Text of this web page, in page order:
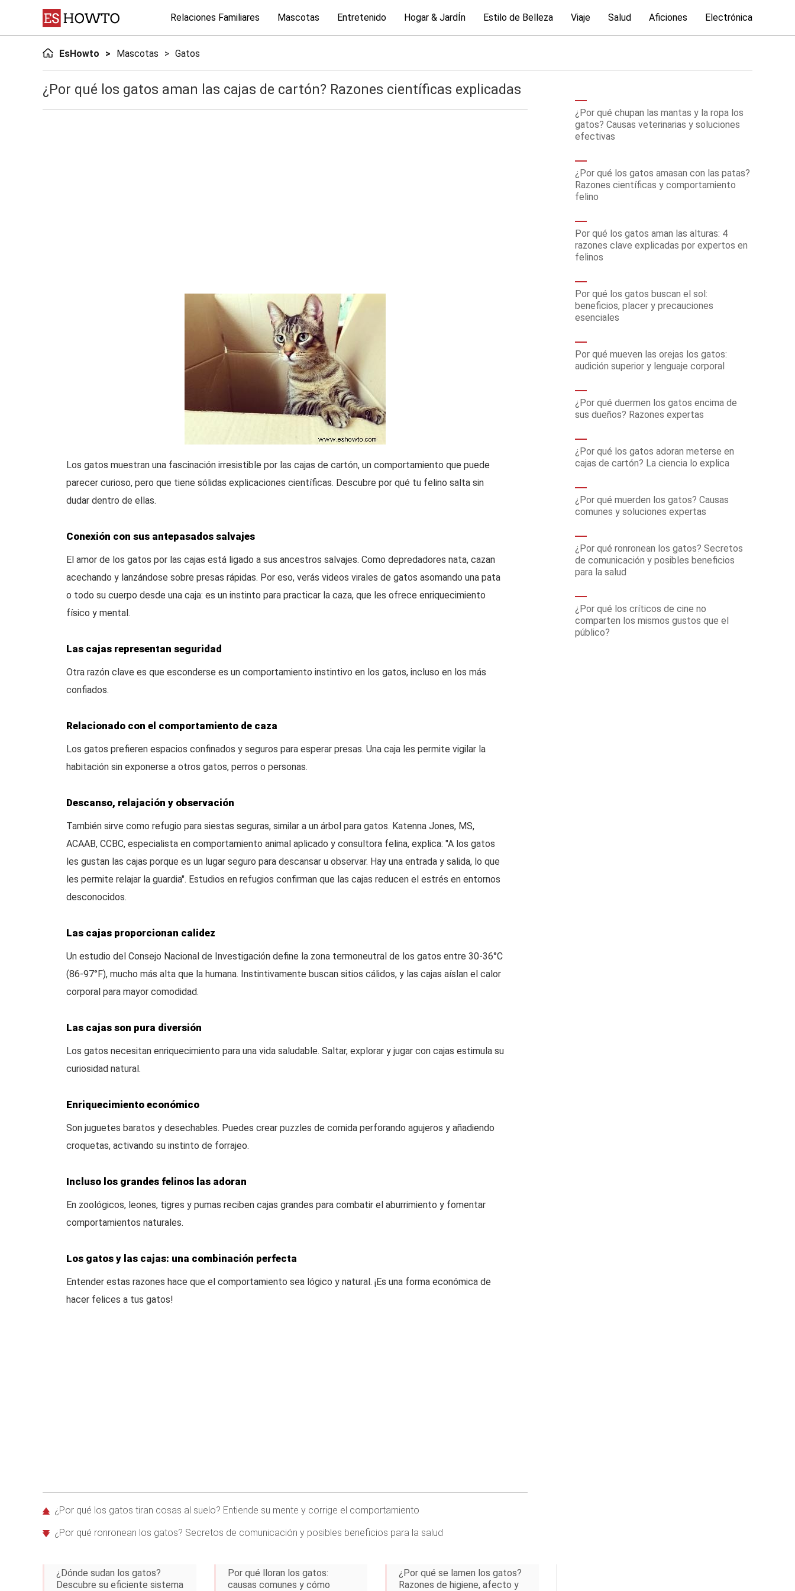
Relaciones Familiares Mascotas Entretenido Hogar & JardÍn Estilo de Belleza Viaje Salud Aficiones Electrónica
EsHowto Mascotas Gatos
¿Por qué los gatos aman las cajas de cartón? Razones científicas explicadas
Los gatos muestran una fascinación irresistible por las cajas de cartón, un comportamiento que puede
parecer curioso, pero que tiene sólidas explicaciones científicas. Descubre por qué tu felino salta sin
dudar dentro de ellas.
Conexión con sus antepasados salvajes
El amor de los gatos por las cajas está ligado a sus ancestros salvajes. Como depredadores nata, cazan
acechando y lanzándose sobre presas rápidas. Por eso, verás videos virales de gatos asomando una pata
o todo su cuerpo desde una caja: es un instinto para practicar la caza, que les ofrece enriquecimiento
físico y mental.
Las cajas representan seguridad
Otra razón clave es que esconderse es un comportamiento instintivo en los gatos, incluso en los más
confiados.
Relacionado con el comportamiento de caza
Los gatos prefieren espacios confinados y seguros para esperar presas. Una caja les permite vigilar la
habitación sin exponerse a otros gatos, perros o personas.
Descanso, relajación y observación
También sirve como refugio para siestas seguras, similar a un árbol para gatos. Katenna Jones, MS,
ACAAB, CCBC, especialista en comportamiento animal aplicado y consultora felina, explica: "A los gatos
les gustan las cajas porque es un lugar seguro para descansar u observar. Hay una entrada y salida, lo que
les permite relajar la guardia". Estudios en refugios confirman que las cajas reducen el estrés en entornos
desconocidos.
Las cajas proporcionan calidez
Un estudio del Consejo Nacional de Investigación define la zona termoneutral de los gatos entre 30-36°C
(86-97°F), mucho más alta que la humana. Instintivamente buscan sitios cálidos, y las cajas aíslan el calor
corporal para mayor comodidad.
Las cajas son pura diversión
Los gatos necesitan enriquecimiento para una vida saludable. Saltar, explorar y jugar con cajas estimula su
curiosidad natural.
Enriquecimiento económico
Son juguetes baratos y desechables. Puedes crear puzzles de comida perforando agujeros y añadiendo
croquetas, activando su instinto de forrajeo.
Incluso los grandes felinos las adoran
En zoológicos, leones, tigres y pumas reciben cajas grandes para combatir el aburrimiento y fomentar
comportamientos naturales.
Los gatos y las cajas: una combinación perfecta
Entender estas razones hace que el comportamiento sea lógico y natural. ¡Es una forma económica de
hacer felices a tus gatos!
¿Por qué los gatos tiran cosas al suelo? Entiende su mente y corrige el comportamiento
¿Por qué ronronean los gatos? Secretos de comunicación y posibles beneficios para la salud
¿Por qué chupan las mantas y la ropa los
gatos? Causas veterinarias y soluciones
efectivas
¿Por qué los gatos amasan con las patas?
Razones científicas y comportamiento
felino
Por qué los gatos aman las alturas: 4
razones clave explicadas por expertos en
felinos
Por qué los gatos buscan el sol:
beneficios, placer y precauciones
esenciales
Por qué mueven las orejas los gatos:
audición superior y lenguaje corporal
¿Por qué duermen los gatos encima de
sus dueños? Razones expertas
¿Por qué los gatos adoran meterse en
cajas de cartón? La ciencia lo explica
¿Por qué muerden los gatos? Causas
comunes y soluciones expertas
¿Por qué ronronean los gatos? Secretos
de comunicación y posibles beneficios
para la salud
¿Por qué los críticos de cine no
comparten los mismos gustos que el
público?
¿Dónde sudan los gatos?
Descubre su eficiente sistema
Por qué lloran los gatos:
causas comunes y cómo
¿Por qué se lamen los gatos?
Razones de higiene, afecto y